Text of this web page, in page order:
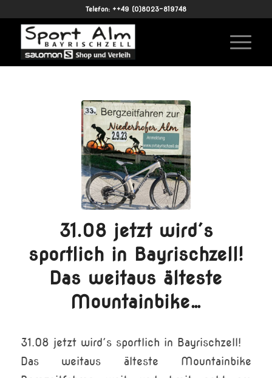
Telefon: ++49 (0)8023-819748
31.08 jetzt wird´s
sportlich in Bayrischzell!
Das weitaus älteste
Mountainbike…
31.08 jetzt wird´s sportlich in Bayrischzell!
Das weitaus älteste Mountainbike